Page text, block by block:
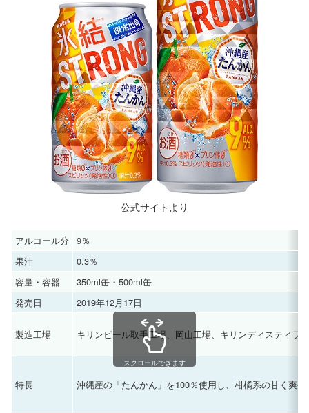
公式サイトより
アルコール分
9％
果汁
0.3％
容量・容器
350ml缶・500ml缶
発売日
2019年12月17日
製造工場 キリンビール取手工場、岡山工場、キリンディスティラ
特長 沖縄産の「たんかん」を100％使用し、柑橘系の甘く爽
スクロールできます